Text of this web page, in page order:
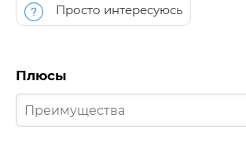
Просто интересуюсь
Плюсы